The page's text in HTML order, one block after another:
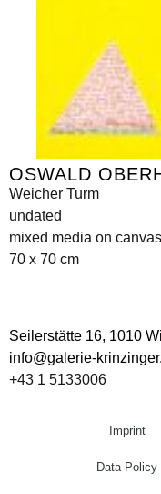
OSWALD
Weicher Turm
undated
mixed media on canvas
70 x 70 cm
Seilerstätte 16, 1010
info@galerie-
+43 1 5133006
Imprint
Data Policy